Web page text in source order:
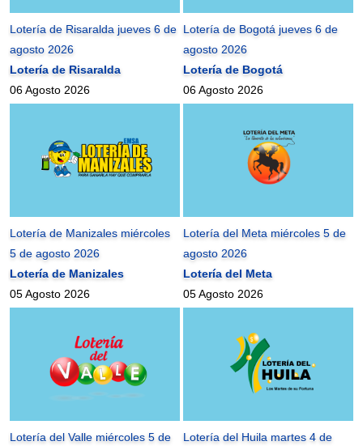
Lotería de Risaralda jueves 6 de
agosto 2026
Lotería de Risaralda
06 Agosto 2026
Lotería de Bogotá jueves 6 de
agosto 2026
Lotería de Bogotá
06 Agosto 2026
Lotería de Manizales miércoles
5 de agosto 2026
Lotería de Manizales
05 Agosto 2026
Lotería del Meta miércoles 5 de
agosto 2026
Lotería del Meta
05 Agosto 2026
Lotería del Valle miércoles 5 de
Lotería del Huila martes 4 de